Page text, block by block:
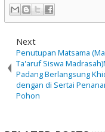
Next
Penutupan Matsama
Ta'aruf Siswa
Padang Berlangsung
dengan di Sertai
Pohon